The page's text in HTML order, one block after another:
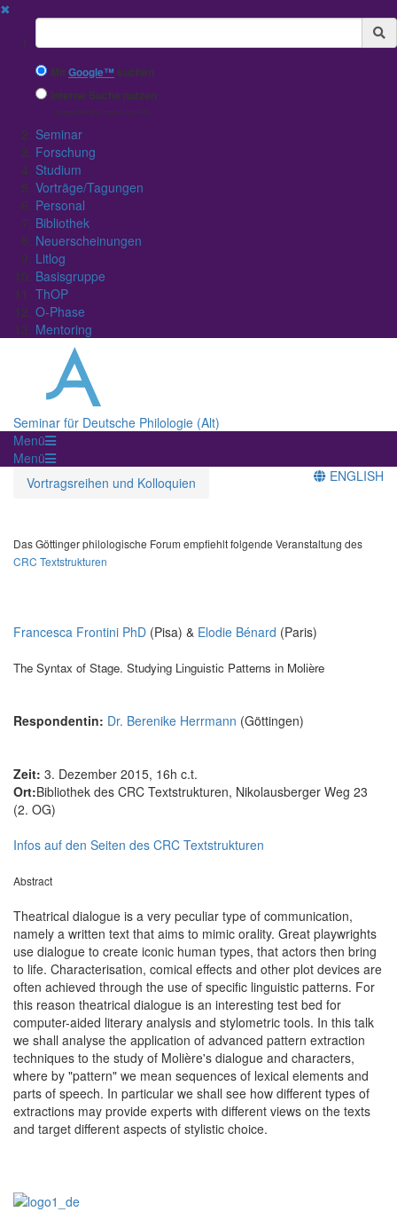
✖
Suchbegriff
MitGoogle™ suchen
Interne Suche nutzen
(eingeschränkte Ergebnisqualität)
Seminar
Forschung
Studium
Vorträge/Tagungen
Personal
Bibliothek
Neuerscheinungen
Litlog
Basisgruppe
ThOP
O-Phase
Mentoring
Seminar für Deutsche Philologie (Alt)
Menü
Menü
Vortragsreihen und Kolloquien
ENGLISH
Das Göttinger philologische Forum empfiehlt folgende Veranstaltung des
CRC Textstrukturen
Francesca Frontini PhD (Pisa) & Elodie Bénard (Paris)
The Syntax of Stage. Studying Linguistic Patterns in Molière
Respondentin: Dr. Berenike Herrmann (Göttingen)
Zeit: 3. Dezember 2015, 16h c.t.
Ort:Bibliothek des CRC Textstrukturen, Nikolausberger Weg 23
(2. OG)
Infos auf den Seiten des CRC Textstrukturen
Abstract
Theatrical dialogue is a very peculiar type of communication,
namely a written text that aims to mimic orality. Great playwrights
use dialogue to create iconic human types, that actors then bring
to life. Characterisation, comical effects and other plot devices are
often achieved through the use of specific linguistic patterns. For
this reason theatrical dialogue is an interesting test bed for
computer-aided literary analysis and stylometric tools. In this talk
we shall analyse the application of advanced pattern extraction
techniques to the study of Molière's dialogue and characters,
where by "pattern" we mean sequences of lexical elements and
parts of speech. In particular we shall see how different types of
extractions may provide experts with different views on the texts
and target different aspects of stylistic choice.